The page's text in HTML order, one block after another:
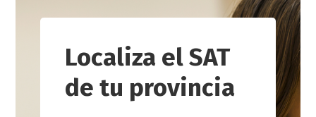
Localiza el SAT
de tu provincia